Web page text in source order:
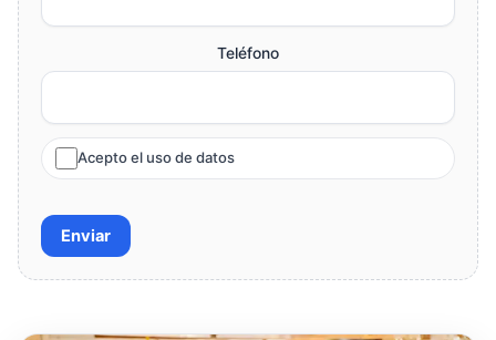
Teléfono
Acepto el uso de datos
Enviar